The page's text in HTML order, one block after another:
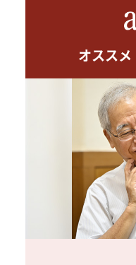
オスス